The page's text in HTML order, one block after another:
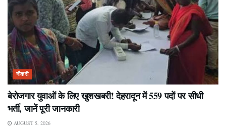
नौकरी
बेरोजगार युवाओं के लिए खुशखबरी! देहरादून में 559 पदों पर सीधी
भर्ती, जानें पूरी जानकारी
AUGUST 5, 2026